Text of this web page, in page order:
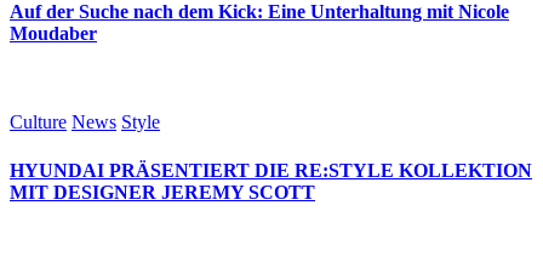
Auf der Suche nach dem Kick: Eine Unterhaltung mit Nicole
Moudaber
Culture News Style
HYUNDAI PRÄSENTIERT DIE RE:STYLE KOLLEKTION
MIT DESIGNER JEREMY SCOTT